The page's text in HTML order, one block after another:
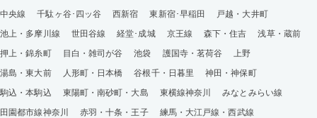
中央線
千駄ヶ谷･四ッ谷 西新宿 東新宿･早稲田
戸越・大井町
池上・多摩川線
世田谷線 経堂･成城 京王線 森下・住吉
浅草・蔵前
押上・錦糸町
目白・雑司が谷 池袋 護国寺・茗荷谷
上野
湯島・東大前
人形町・日本橋 谷根千・日暮里
神田・神保町
駒込・本駒込
東陽町・南砂町・大島 東横線神奈川
みなとみらい線
田園都市線神奈川
赤羽・十条・王子
練馬・大江戸線・西武線